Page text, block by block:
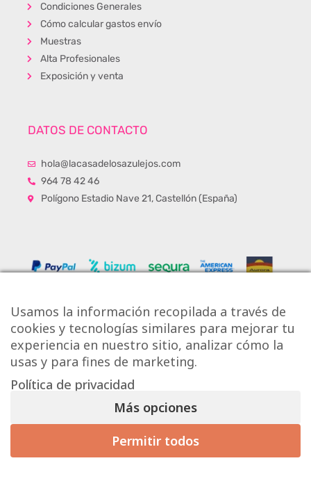
Condiciones Generales
Cómo calcular gastos envío
Muestras
Alta Profesionales
Exposición y venta
DATOS DE CONTACTO
hola@lacasadelosazulejos.com
964 78 42 46
Polígono Estadio Nave 21, Castellón (España)
Copyright © Onlytiles S.L.
La Casa de los Azulejos ®
Diseño Web
Usamos la información recopilada a través de
cookies y tecnologías similares para mejorar tu
experiencia en nuestro sitio, analizar cómo la
usas y para fines de marketing.
Política de privacidad
Más opciones
Permitir todos